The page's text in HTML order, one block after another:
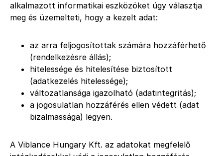
alkalmazott informatikai eszközöket úgy választja
meg és üzemelteti, hogy a kezelt adat:
az arra feljogosítottak számára hozzáférhető
(rendelkezésre állás);
hitelessége és hitelesítése biztosított
(adatkezelés hitelessége);
változatlansága igazolható (adatintegritás);
a jogosulatlan hozzáférés ellen védett (adat
bizalmassága) legyen.
A Viblance Hungary Kft. az adatokat megfelelő